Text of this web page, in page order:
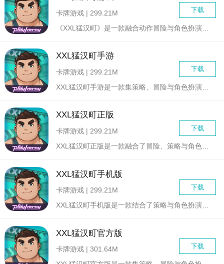
下载
卡牌游戏 | 299.21M
XXL猛汉町手游
下载
卡牌游戏 | 299.21M
XXL猛汉町正版
下载
卡牌游戏 | 299.21M
XXL猛汉町手机版
下载
卡牌游戏 | 299.21M
XXL猛汉町手机版是一款结合了策略与角色扮演元素的冒险游戏，...
XXL猛汉町官方版
下载
卡牌游戏 | 301.64M